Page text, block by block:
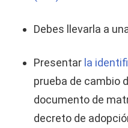
Debes llevarla a
Presentar la
prueba de cambio
documento de
decreto de